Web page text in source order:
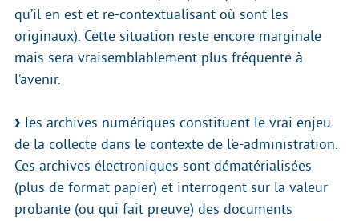
qu’il en est et re-contextualisant où sont les
originaux). Cette situation reste encore marginale
mais sera vraisemblablement plus fréquente à
l’avenir.
les archives numériques constituent le vrai enjeu
de la collecte dans le contexte de l’e-administration.
Ces archives électroniques sont dématérialisées
(plus de format papier) et interrogent sur la valeur
probante (ou qui fait preuve) des documents